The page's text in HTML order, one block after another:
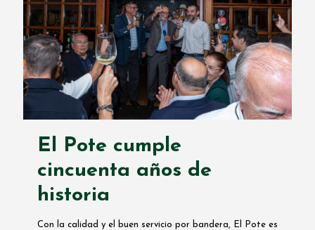
El Pote cumple
cincuenta años de
historia
Con la calidad y el buen servicio por bandera, El Pote es